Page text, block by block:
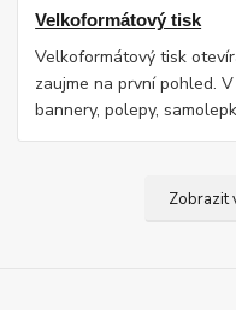
Velkoformátový tisk
Velkoformátový tisk
zaujme na první pohled.
bannery, polepy,
Zobrazit